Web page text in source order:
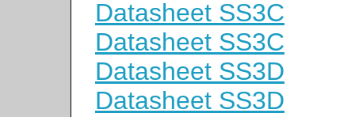
Datasheet SS3C
Datasheet SS3C
Datasheet SS3D
Datasheet SS3D